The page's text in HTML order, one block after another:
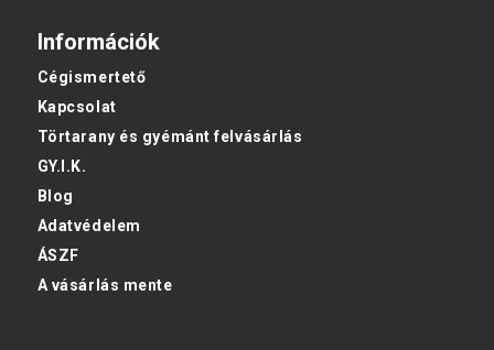
Információk
Cégismertető
Kapcsolat
Törtarany és gyémánt felvásárlás
GY.I.K.
Blog
Adatvédelem
ÁSZF
A vásárlás mente